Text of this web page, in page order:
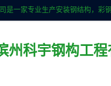
州科宇钢构工程